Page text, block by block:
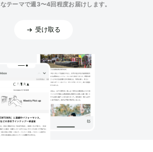
テーマで週3〜4回程度お届けします。
受け取る